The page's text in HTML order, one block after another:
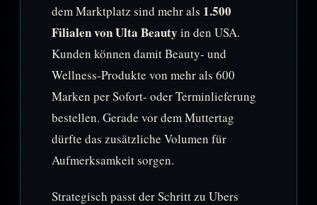
dem Marktplatz sind mehr als 1.500
Filialen von Ulta Beauty in den USA.
Kunden können damit Beauty- und
Wellness-Produkte von mehr als 600
Marken per Sofort- oder Terminlieferung
bestellen. Gerade vor dem Muttertag
dürfte das zusätzliche Volumen für
Aufmerksamkeit sorgen.
Strategisch passt der Schritt zu Ubers